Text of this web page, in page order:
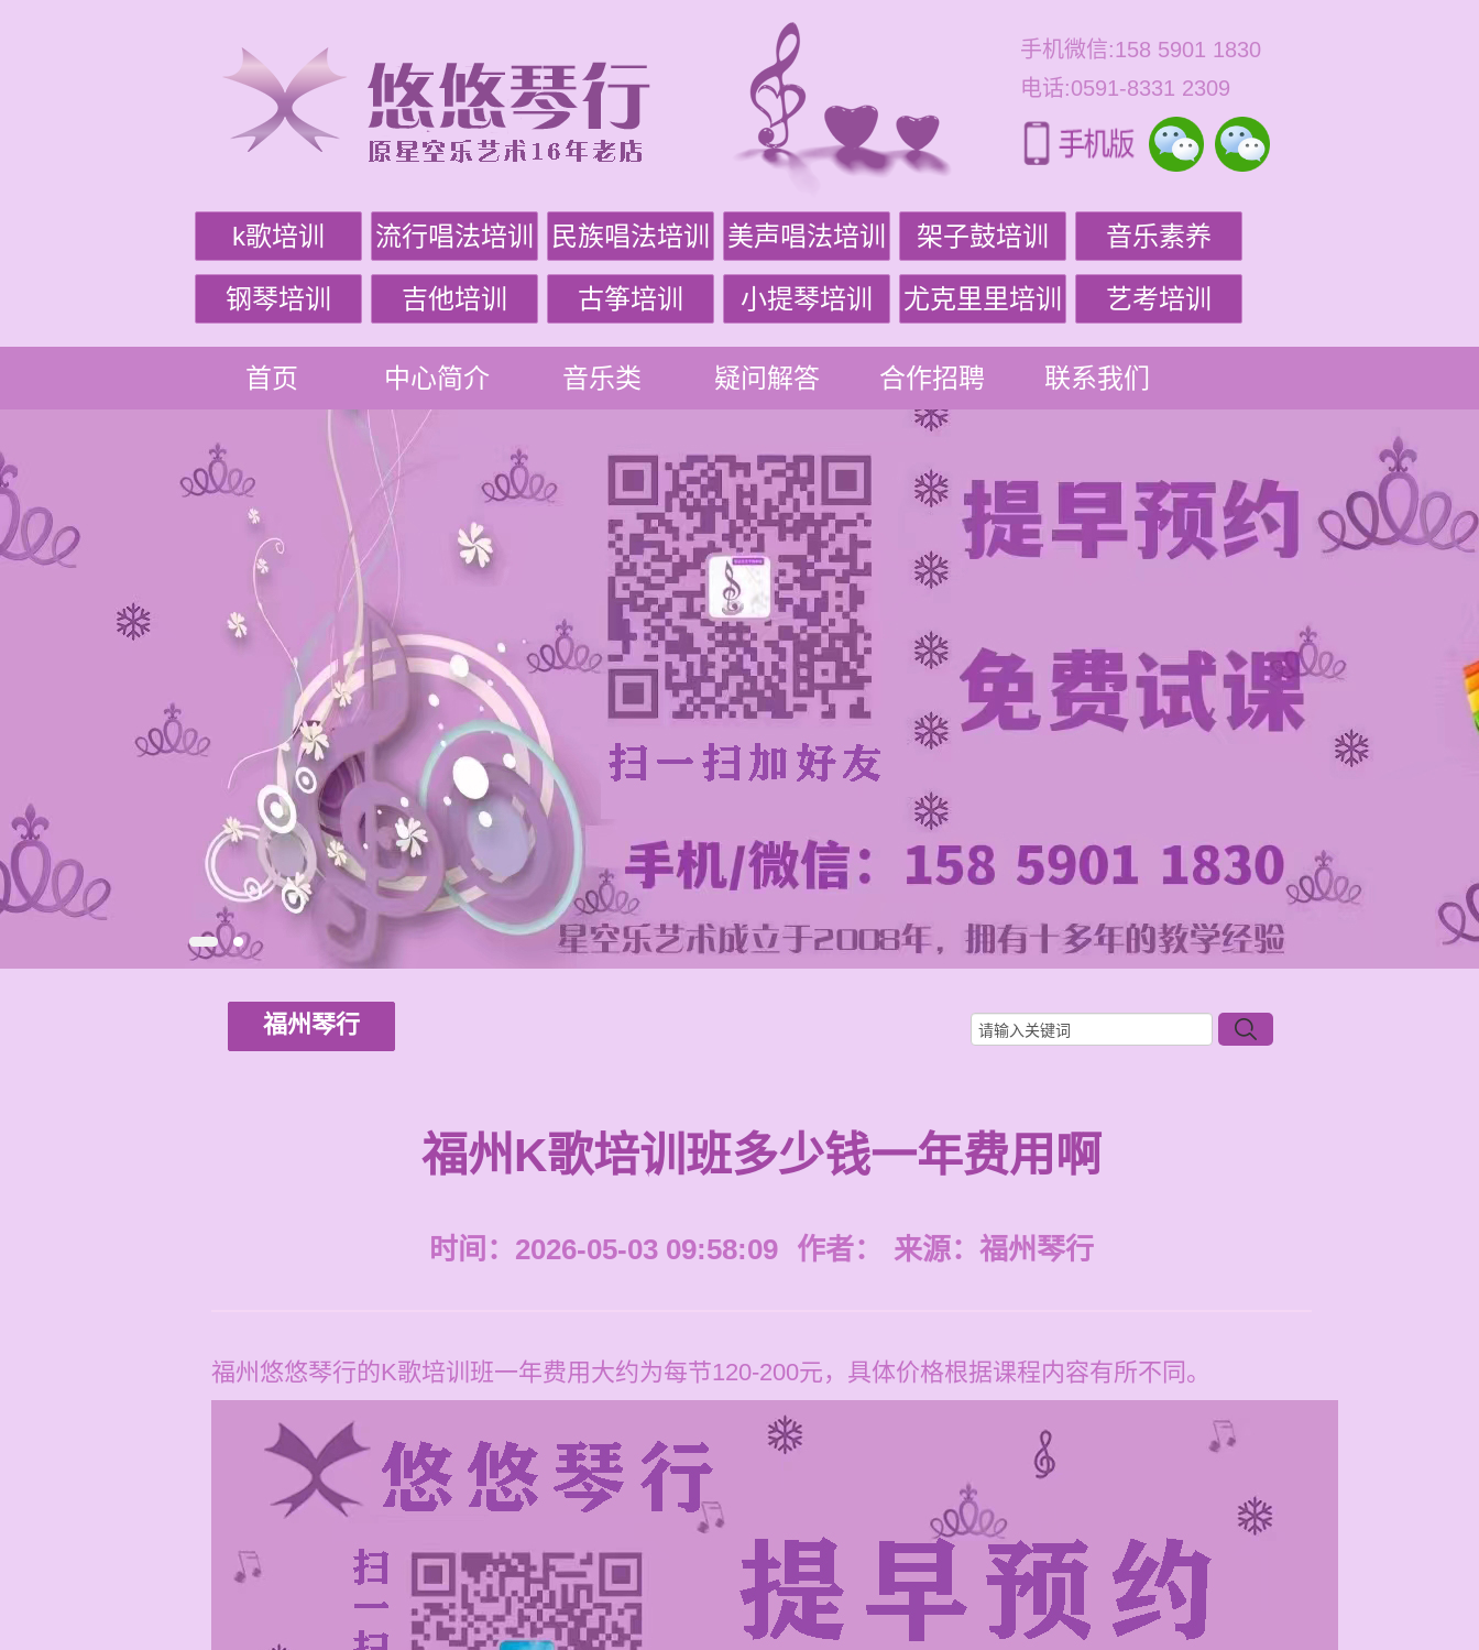
手机微信:158 5901 1830
电话:0591-8331 2309
k歌培训 流行唱法培训 民族唱法培训 美声唱法培训 架子鼓培训 音乐素养
钢琴培训 吉他培训 古筝培训 小提琴培训 尤克里里培训 艺考培训
首页 中心简介 音乐类 疑问解答 合作招聘 联系我们
福州琴行
福州K歌培训班多少钱一年费用啊
时间：2026-05-03 09:58:09 作者： 来源： 福州琴行
福州悠悠琴行的K歌培训班一年费用大约为每节120-200元，具体价格根据课程内容有所不同。